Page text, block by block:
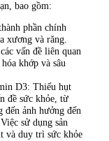
bao gồm:
phần chính
xương và răng.
vấn đề liên quan
khớp và sâu
D3: Thiếu hụt
đề sức khỏe, từ
đến ảnh hưởng đến
sử dụng sản
và duy trì sức khỏe